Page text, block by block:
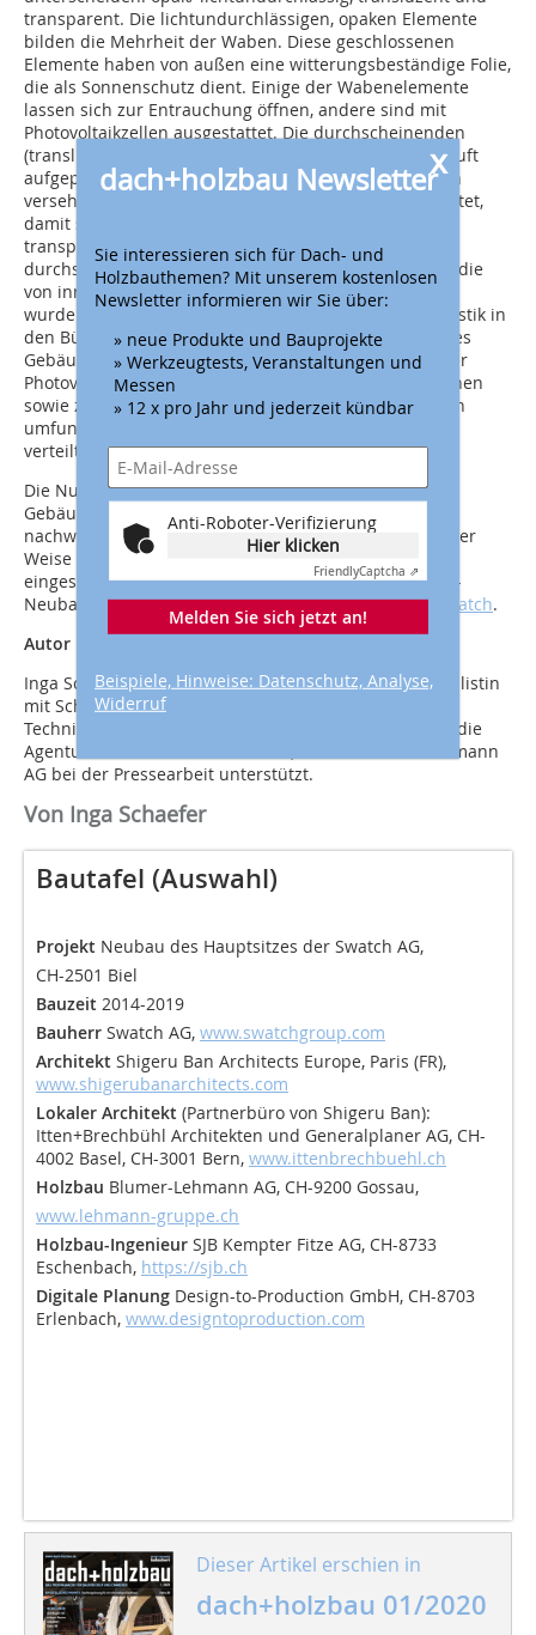
transparent. Die lichtundurchlässigen, opaken Elemente
bilden die Mehrheit der Waben. Diese geschlossenen
Elemente haben von außen eine witterungsbeständige Folie,
die als Sonnenschutz dient. Einige der Wabenelemente
lassen sich zur Entrauchung öffnen, andere sind mit
Photovoltaikzellen ausgestattet. Die durchscheinenden
(transluzenten) Wabenelemente sind wie Kissen mit Luft
aufgepumpt und in der Mitte mit Polycarbonat-Platten
versehen. Diese Elemente werden ständig leicht belüftet,
damit sie dauerhaft unter Spannung stehen. Die
transparenten Wabenelemente bestehen aus
durchsichtigem Glas. 124 hölzerne Schweizer Kreuze, die
von innen vereinzelt in das Gittertragwerk eingesetzt
wurden, sollen dank ihrer feinen Perforierung die Akustik in
den Büros verbessern. Zur Beheizung und Kühlung des
Gebäudes wird Grundwasser und Solarstrom aus einer
Photovoltaikanlage genutzt. Neun unterirdische Brunnen
sowie zwei ehemalige Öltanks, die zu Wasserspeichern
umfunktioniert wurden, sind auf dem gesamten Areal
verteilt.
Die Nutzung erneuerbarer Energien für den
Gebäudebetrieb trifft im Swatch-Neubau auf den
nachwachsenden Rohstoff Holz, der hier in einzigartiger
Weise für ein spektakuläres Gitterschalen-Tragwerk
eingesetzt wurde. Weitere Informationen zum Swatch-
Neubau finden Sie unterwww.blumer-lehmann.ch/swatch.
Autor
Inga Schaefer ist freie Architektur- und Baufachjournalistin
mit Schwerpunkten im Bereich klimagerechtes Bauen,
Technik und Holzbau. Sie schreibt unter anderem für die
Agentur Proesler Kommunikation, die die Blumer-Lehmann
AG bei der Pressearbeit unterstützt.
Von Inga Schaefer
Bautafel (Auswahl)
Projekt Neubau des Hauptsitzes der Swatch AG,
CH-2501 Biel
Bauzeit 2014-2019
Bauherr Swatch AG, www.swatchgroup.com
Architekt Shigeru Ban Architects Europe, Paris (FR),
www.shigerubanarchitects.com
Lokaler Architekt (Partnerbüro von Shigeru Ban):
Itten+Brechbühl Architekten und Generalplaner AG, CH-
4002 Basel, CH-3001 Bern, www.ittenbrechbuehl.ch
Holzbau Blumer-Lehmann AG, CH-9200 Gossau,
www.lehmann-gruppe.ch
Holzbau-Ingenieur SJB Kempter Fitze AG, CH-8733
Eschenbach, https://sjb.ch
Digitale Planung Design-to-Production GmbH, CH-8703
Erlenbach, www.designtoproduction.com
Dieser Artikel erschien in
dach+holzbau 01/2020
x
dach+holzbau Newsletter
Sie interessieren sich für Dach- und
Holzbauthemen? Mit unserem kostenlosen
Newsletter informieren wir Sie über:
» neue Produkte und Bauprojekte
» Werkzeugtests, Veranstaltungen und
Messen
» 12 x pro Jahr und jederzeit kündbar
Anti-Roboter-Verifizierung
Hier klicken
FriendlyCaptcha ⇗
Melden Sie sich jetzt an!
Beispiele, Hinweise: Datenschutz, Analyse,
Widerruf